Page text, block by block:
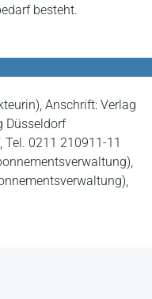
besteht.
Anschrift: Verlag
Düsseldorf
Tel. 0211 210911-11